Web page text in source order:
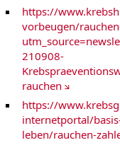
Personalisierte
Prostatakrebs
Sarkome
Krebs-Webweiser
https://
vorbeugen/
210908-
rauchen
https://
internetportal/
leben/rauchen-